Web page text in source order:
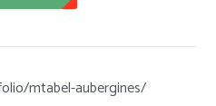
mtabel-aubergines/